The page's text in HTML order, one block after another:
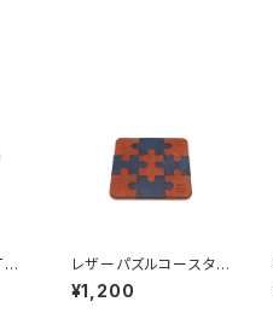
レザーパズルコースタ
ー
¥1,200